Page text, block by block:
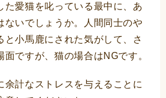
た愛猫を叱っている最中に、あ
ないでしょうか。人間同士のや
と小馬鹿にされた気がして、さ
面ですが、猫の場合はNGです。
余計なストレスを与えることに